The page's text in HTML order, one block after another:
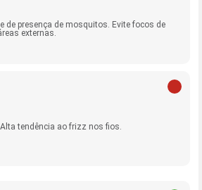
de presença de mosquitos. Evite focos de
externas.
tendência ao frizz nos fios.